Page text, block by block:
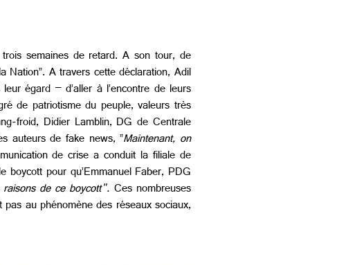
semaines de retard. A son tour, de
A travers cette déclaration, Adil
égard – d’aller à l’encontre de leurs
de patriotisme du peuple, valeurs très
froid, Didier Lamblin, DG de Centrale
auteurs de fake news, ”Maintenant, on
de crise a conduit la filiale de
pour qu’Emmanuel Faber, PDG
de ce boycott". Ces nombreuses
au phénomène des réseaux sociaux,